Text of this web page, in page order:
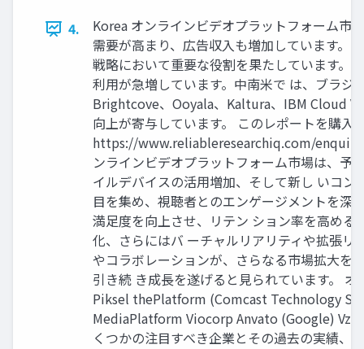
4.
Korea オンラインビデオプラットフォーム市
需要が高まり、広告収入も増加しています。
戦略において重要な役割を果たしています。
利用が急増しています。中南米で は、ブラ
Brightcove、Ooyala、Kaltura、IBM Cloud
向上が寄与しています。 このレポートを購
https://www.reliableresearchiq.com/
ンラインビデオプラットフォーム市場は、予
イルデバイスの活用増加、そして新し いコ
目を集め、視聴者とのエンゲージメントを深
満足度を向上させ、リテン ション率を高め
化、さらにはバ ーチャルリアリティや拡張
やコラボレーションが、さらなる市場拡大を
引き続 き成長を遂げると見られています。
Piksel thePlatform (Comcast Technology
MediaPlatform Viocorp Anvato (Google)
くつかの注目すべき企業とその過去の実績、